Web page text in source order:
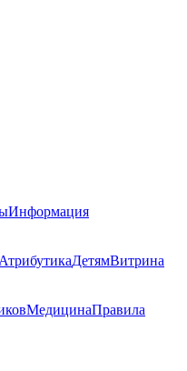
Информация
АтрибутикаДетямВитрина
МедицинаПравила